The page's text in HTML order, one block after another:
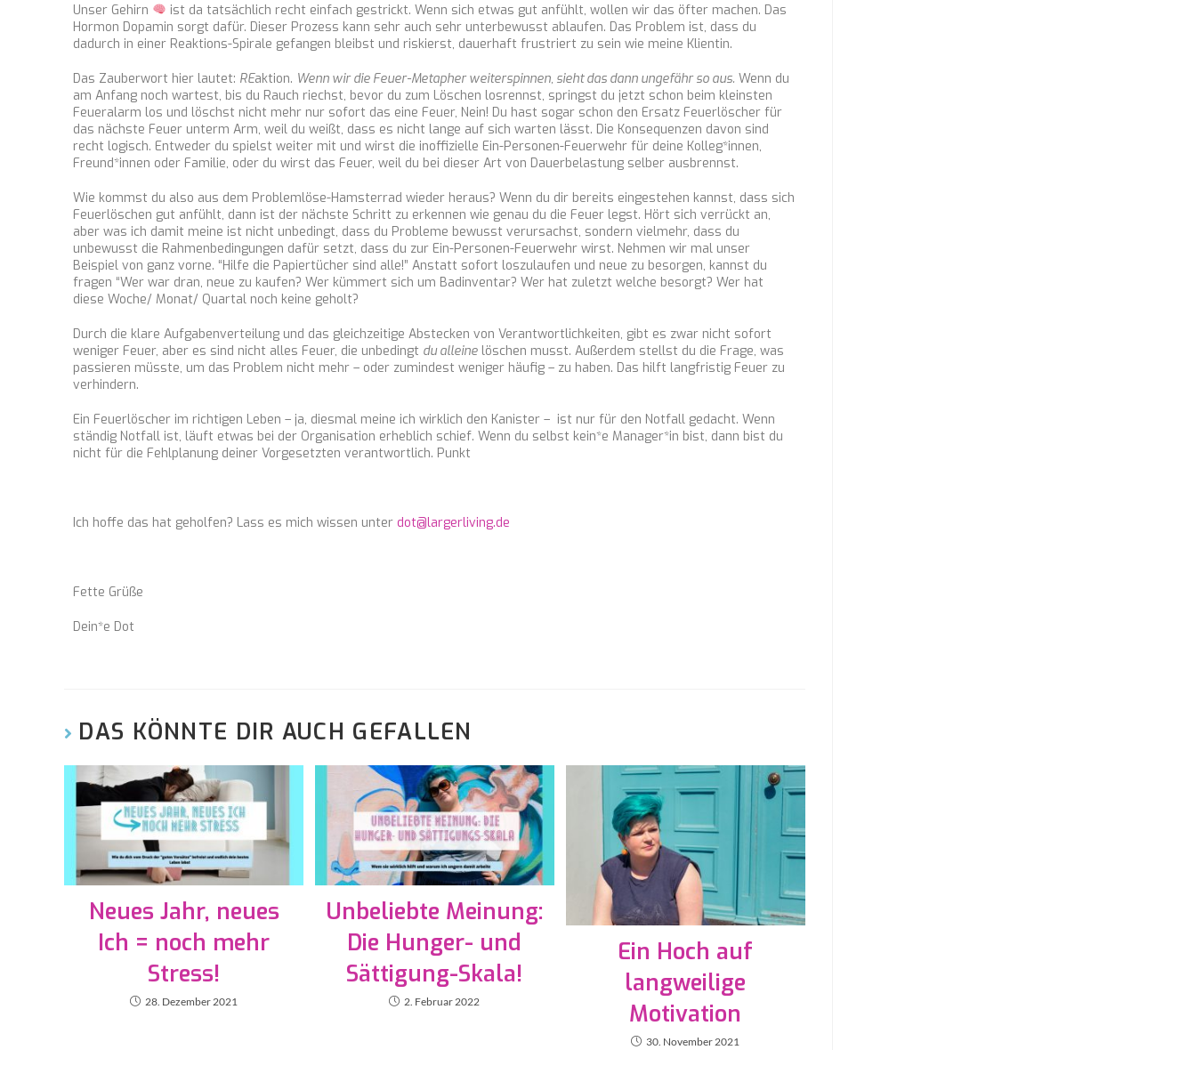
Unser Gehirn
ist da tatsächlich recht einfach gestrickt. Wenn sich etwas gut anfühlt, wollen wir das öfter machen. Das
Hormon Dopamin sorgt dafür. Dieser Prozess kann sehr auch sehr unterbewusst ablaufen. Das Problem ist, dass du
dadurch in einer Reaktions-Spirale gefangen bleibst und riskierst, dauerhaft frustriert zu sein wie meine Klientin.
Das Zauberwort hier lautet: REaktion. Wenn wir die Feuer-Metapher weiterspinnen, sieht das dann ungefähr so aus. Wenn du
am Anfang noch wartest, bis du Rauch riechst, bevor du zum Löschen losrennst, springst du jetzt schon beim kleinsten
Feueralarm los und löschst nicht mehr nur sofort das eine Feuer, Nein! Du hast sogar schon den Ersatz Feuerlöscher für
das nächste Feuer unterm Arm, weil du weißt, dass es nicht lange auf sich warten lässt. Die Konsequenzen davon sind
recht logisch. Entweder du spielst weiter mit und wirst die inoffizielle Ein-Personen-Feuerwehr für deine Kolleg*innen,
Freund*innen oder Familie, oder du wirst das Feuer, weil du bei dieser Art von Dauerbelastung selber ausbrennst.
Wie kommst du also aus dem Problemlöse-Hamsterrad wieder heraus? Wenn du dir bereits eingestehen kannst, dass sich
Feuerlöschen gut anfühlt, dann ist der nächste Schritt zu erkennen wie genau du die Feuer legst. Hört sich verrückt an,
aber was ich damit meine ist nicht unbedingt, dass du Probleme bewusst verursachst, sondern vielmehr, dass du
unbewusst die Rahmenbedingungen dafür setzt, dass du zur Ein-Personen-Feuerwehr wirst. Nehmen wir mal unser
Beispiel von ganz vorne. “Hilfe die Papiertücher sind alle!” Anstatt sofort loszulaufen und neue zu besorgen, kannst du
fragen “Wer war dran, neue zu kaufen? Wer kümmert sich um Badinventar? Wer hat zuletzt welche besorgt? Wer hat
diese Woche/ Monat/ Quartal noch keine geholt?
Durch die klare Aufgabenverteilung und das gleichzeitige Abstecken von Verantwortlichkeiten, gibt es zwar nicht sofort
weniger Feuer, aber es sind nicht alles Feuer, die unbedingt du alleine löschen musst. Außerdem stellst du die Frage, was
passieren müsste, um das Problem nicht mehr – oder zumindest weniger häufig – zu haben. Das hilft langfristig Feuer zu
verhindern.
Ein Feuerlöscher im richtigen Leben – ja, diesmal meine ich wirklich den Kanister – ist nur für den Notfall gedacht. Wenn
ständig Notfall ist, läuft etwas bei der Organisation erheblich schief. Wenn du selbst kein*e Manager*in bist, dann bist du
nicht für die Fehlplanung deiner Vorgesetzten verantwortlich. Punkt
Ich hoffe das hat geholfen? Lass es mich wissen unter dot@largerliving.de
Fette Grüße
Dein*e Dot
DAS KÖNNTE DIR AUCH GEFALLEN
Neues Jahr, neues
Ich = noch mehr
Stress!
28. Dezember 2021
Unbeliebte Meinung:
Die Hunger- und
Sättigung-Skala!
2. Februar 2022
Ein Hoch auf
langweilige
Motivation
30. November 2021